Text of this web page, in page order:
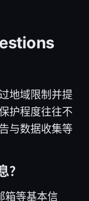
地域限制并提
护程度往往不
与数据收集等
？
箱等基本信